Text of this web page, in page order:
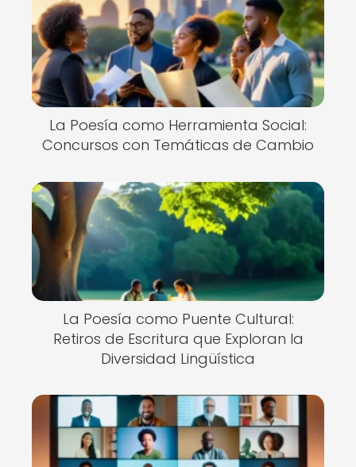
La Poesía como Herramienta Social:
Concursos con Temáticas de Cambio
La Poesía como Puente Cultural:
Retiros de Escritura que Exploran la
Diversidad Lingüística